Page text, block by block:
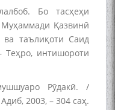
Бо тасҳеҳи
Қазвинӣ
ва таълиқоти Саид
интишороти
Рӯдакӣ. /
2003, – 304 саҳ.